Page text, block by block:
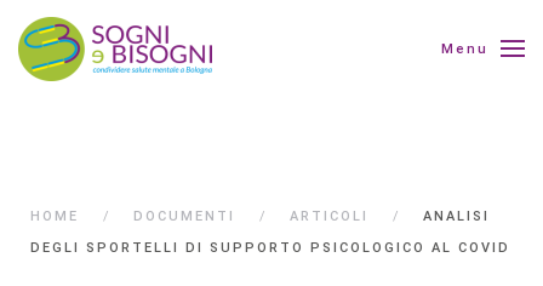
Menu
HOME DOCUMENTI ARTICOLI
ANALISI
DEGLI SPORTELLI DI SUPPORTO PSICOLOGICO AL COVID